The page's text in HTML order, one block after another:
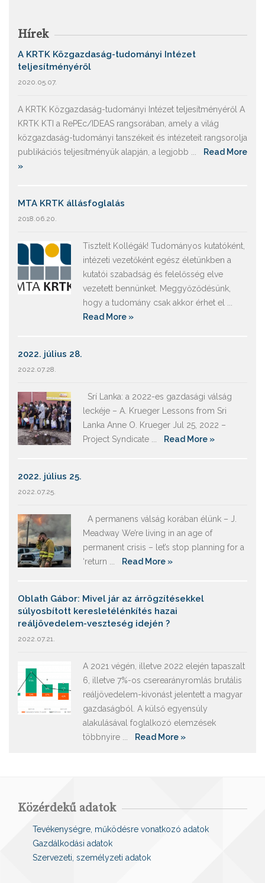
Hírek
A KRTK Közgazdaság-tudományi Intézet
teljesítményéről
2020.05.07.
A KRTK Közgazdaság-tudományi Intézet teljesítményéről A
KRTK KTI a RePEc/IDEAS rangsorában, amely a világ
közgazdaság-tudományi tanszékeit és intézeteit rangsorolja
publikációs teljesítményük alapján, a legjobb ...
Read More
»
MTA KRTK állásfoglalás
2018.06.20.
Tisztelt Kollégák! Tudományos kutatóként,
intézeti vezetőként egész életünkben a
kutatói szabadság és felelősség elve
vezetett bennünket. Meggyőződésünk,
hogy a tudomány csak akkor érhet el ...
Read More »
2022. július 28.
2022.07.28.
Srí Lanka: a 2022-es gazdasági válság
leckéje – A. Krueger Lessons from Sri
Lanka Anne O. Krueger Jul 25, 2022 –
Project Syndicate ...
Read More »
2022. július 25.
2022.07.25.
A permanens válság korában élünk – J.
Meadway We’re living in an age of
permanent crisis – let’s stop planning for a
‘return ...
Read More »
Oblath Gábor: Mivel jár az árrögzítésekkel
súlyosbított keresletélénkítés hazai
reáljövedelem-veszteség idején ?
2022.07.21.
A 2021 végén, illetve 2022 elején tapaszalt
6, illetve 7%-os cserearányromlás brutális
reáljövedelem-kivonást jelentett a magyar
gazdaságból. A külső egyensúly
alakulásával foglalkozó elemzések
többnyire ...
Read More »
Közérdekű adatok
Tevékenységre, működésre vonatkozó adatok
Gazdálkodási adatok
Szervezeti, személyzeti adatok